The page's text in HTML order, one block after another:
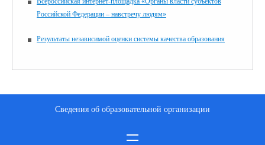
Российской Федерации – навстречу людям»
Результаты независимой оценки системы качества образования
Сведения об образовательной организации